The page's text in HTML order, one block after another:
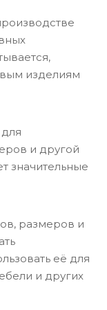
изделиям
и другой
значительные
размеров и
её для
и других